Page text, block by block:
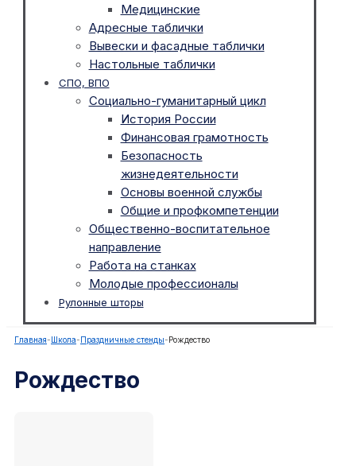
Медицинские
Адресные таблички
Вывески и фасадные таблички
Настольные таблички
СПО, ВПО
Социально-гуманитарный цикл
История России
Финансовая грамотность
Безопасность
жизнедеятельности
Основы военной службы
Общие и профкомпетенции
Общественно-воспитательное
направление
Работа на станках
Молодые профессионалы
Рулонные шторы
Главная- Школа- Праздничные стенды- Рождество
Рождество